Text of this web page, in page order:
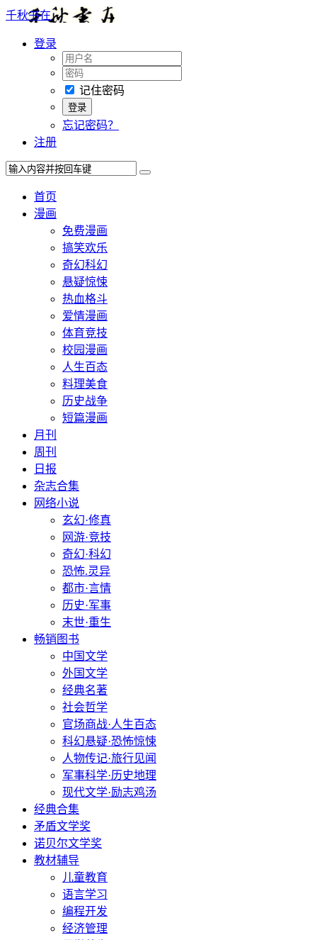
千秋书在
登录
记住密码
忘记密码？
注册
首页
漫画
免费漫画
搞笑欢乐
奇幻科幻
悬疑惊悚
热血格斗
爱情漫画
体育竞技
校园漫画
人生百态
料理美食
历史战争
短篇漫画
月刊
周刊
日报
杂志合集
网络小说
玄幻·修真
网游·竞技
奇幻·科幻
恐怖.灵异
都市·言情
历史·军事
末世·重生
畅销图书
中国文学
外国文学
经典名著
社会哲学
官场商战·人生百态
科幻悬疑·恐怖惊悚
人物传记·旅行见闻
军事科学·历史地理
现代文学·励志鸡汤
经典合集
矛盾文学奖
诺贝尔文学奖
教材辅导
儿童教育
语言学习
编程开发
经济管理